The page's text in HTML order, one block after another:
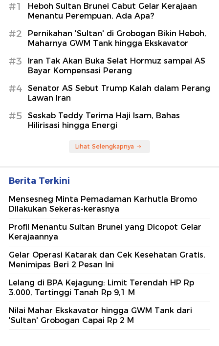
#1
Heboh Sultan Brunei Cabut Gelar Kerajaan
Menantu Perempuan, Ada Apa?
#2
Pernikahan 'Sultan' di Grobogan Bikin Heboh,
Maharnya GWM Tank hingga Ekskavator
#3
Iran Tak Akan Buka Selat Hormuz sampai AS
Bayar Kompensasi Perang
#4
Senator AS Sebut Trump Kalah dalam Perang
Lawan Iran
#5
Seskab Teddy Terima Haji Isam, Bahas
Hilirisasi hingga Energi
Lihat Selengkapnya
Berita Terkini
Mensesneg Minta Pemadaman Karhutla Bromo
Dilakukan Sekeras-kerasnya
Profil Menantu Sultan Brunei yang Dicopot Gelar
Kerajaannya
Gelar Operasi Katarak dan Cek Kesehatan Gratis,
Menimipas Beri 2 Pesan Ini
Lelang di BPA Kejagung: Limit Terendah HP Rp
3.000, Tertinggi Tanah Rp 9,1 M
Nilai Mahar Ekskavator hingga GWM Tank dari
'Sultan' Grobogan Capai Rp 2 M